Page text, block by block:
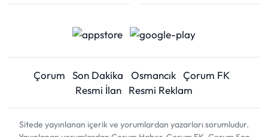
Çorum Son Dakika Osmancık Çorum FK
Resmi İlan
Resmi Reklam
Sitede yayınlanan içerik ve yorumlardan yazarları sorumludur.